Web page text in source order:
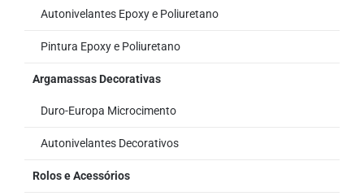
Autonivelantes Epoxy e Poliuretano
Pintura Epoxy e Poliuretano
Argamassas Decorativas
Duro-Europa Microcimento
Autonivelantes Decorativos
Rolos e Acessórios